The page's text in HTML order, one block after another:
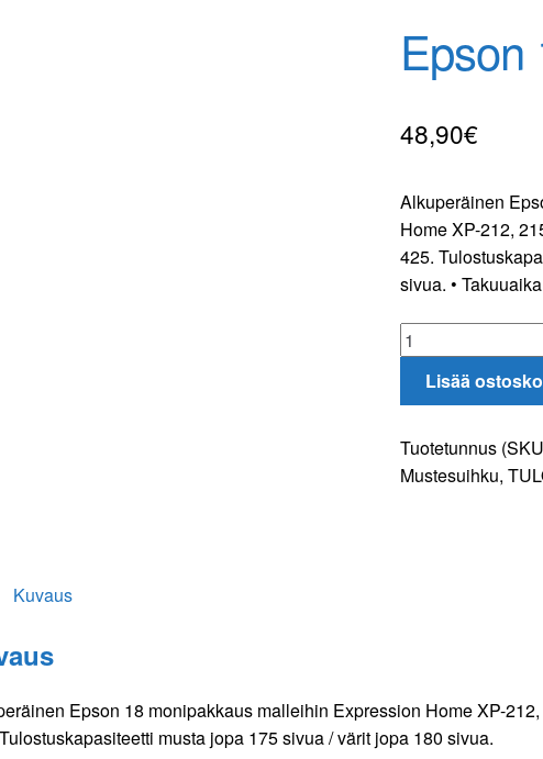
Epson
48,90€
Alkuperäinen
Home XP-212,
425.
sivua. •
Epson
18
monipakkaus
Lisää
Tuotetunnus
Mustesuihku,
Kuvaus
Epson 18 monipakkaus malleihin Expression Home XP-
musta jopa 175 sivua / värit jopa 180 sivua.